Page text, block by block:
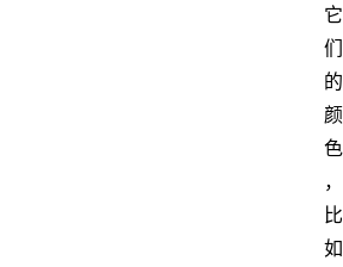
它
们
的
颜
色
，
比
如